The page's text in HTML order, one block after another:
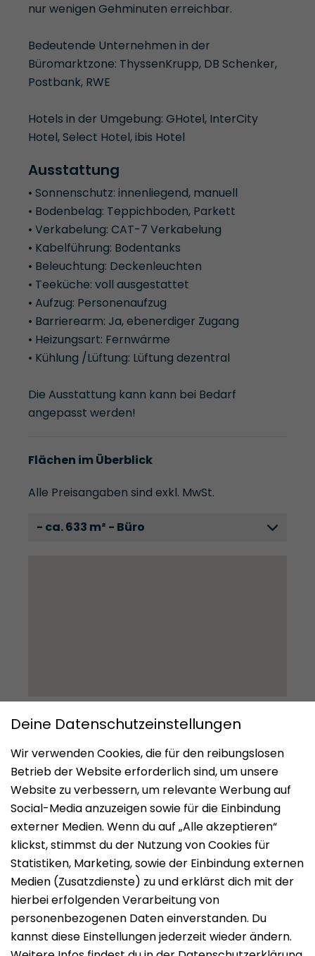
nur wenigen Gehminuten erreichbar.
Bedeutende Unternehmen in der
Büromarktzone: ThyssenKrupp, DB Schenker,
Postbank, RWE
Hotels in der Umgebung: GHotel, InterCity
Hotel, Select Hotel, ibis Hotel
Ausstattung
• Sonnenschutz: innenliegend, manuell
• Bodenbelag: Teppichboden, Parkett
• Verkabelung: CAT-7 Verkabelung
• Kabelführung: Bodentanks
• Beleuchtung: Deckenleuchten
• Teeküche: voll ausgestattet
• Aufzug: Personenaufzug
• Barrierearm: Ja, ebenerdiger Zugang
• Heizungsart: Fernwärme
• Kühlung /Lüftung: Lüftung dezentral
Die Ausstattung kann kann bei Bedarf
angepasst werden!
Flächen im Überblick
Alle Preisangaben sind exkl. MwSt.
- ca. 633 m² - Büro
Impressum
Datenschutz
Nutzungsbedingungen
Mieten